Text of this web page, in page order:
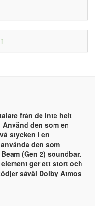
i
från de inte helt
den som en
stycken i en
den som
(Gen 2) soundbar.
ger ett stort och
såväl Dolby Atmos